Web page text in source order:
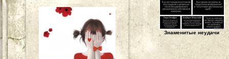
Знаменитые неудачи